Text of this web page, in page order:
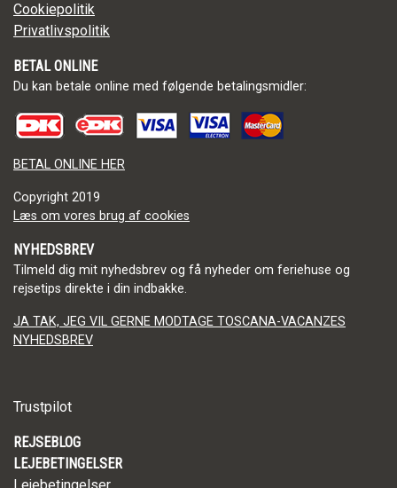
Cookiepolitik
Privatlivspolitik
BETAL ONLINE
Du kan betale online med følgende betalingsmidler:
BETAL ONLINE HER
Copyright 2019
Læs om vores brug af cookies
NYHEDSBREV
Tilmeld dig mit nyhedsbrev og få nyheder om feriehuse og
rejsetips direkte i din indbakke.
JA TAK, JEG VIL GERNE MODTAGE TOSCANA-VACANZES
NYHEDSBREV
Trustpilot
REJSEBLOG
LEJEBETINGELSER